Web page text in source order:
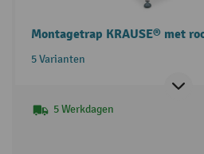
Montagetrap KRAUSE® met
5 Varianten
5 Werkdagen